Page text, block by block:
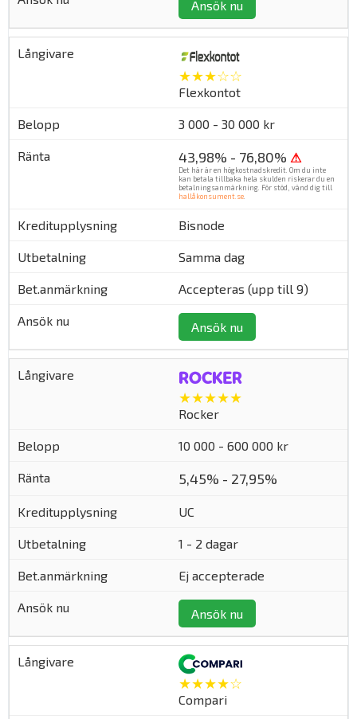
Ansök nu
★★★☆☆
Flexkontot
3 000 - 30 000 kr
43,98% - 76,80% ⚠
Det här är en högkostnadskredit. Om du inte
kan betala tillbaka hela skulden riskerar du en
betalningsanmärkning. För stöd, vänd dig till
hallåkonsument.se
Bisnode
Samma dag
Accepteras (upp till 9)
Ansök nu
★★★★★
Rocker
10 000 - 600 000 kr
5,45% - 27,95%
UC
1 - 2 dagar
Ej accepterade
Ansök nu
★★★★☆
Compari